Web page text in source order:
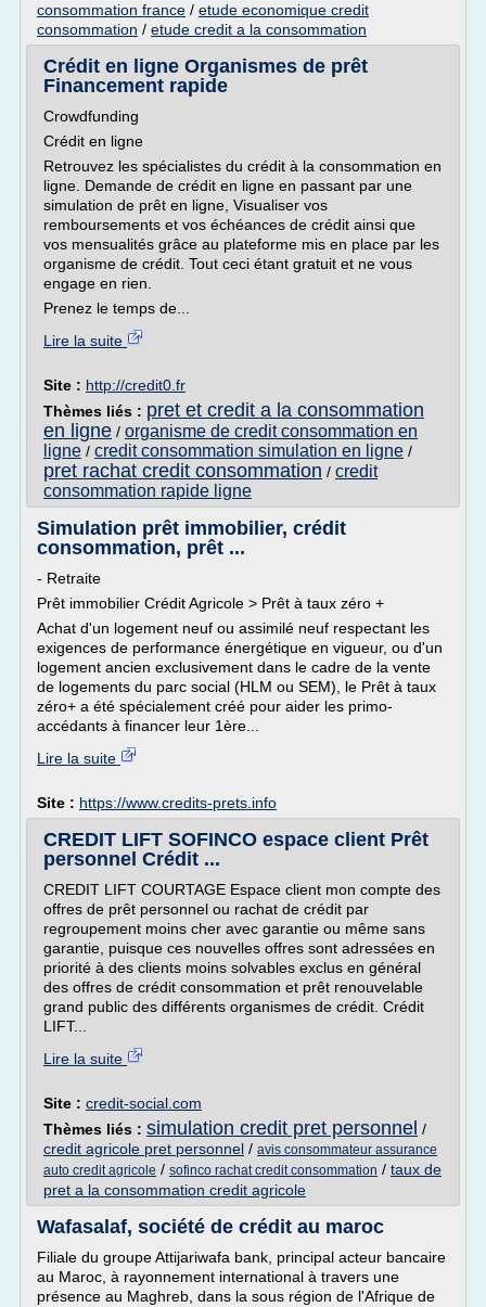
consommation france / etude economique credit
consommation / etude credit a la consommation
Crédit en ligne Organismes de prêt
Financement rapide
Crowdfunding
Crédit en ligne
Retrouvez les spécialistes du crédit à la consommation en
ligne. Demande de crédit en ligne en passant par une
simulation de prêt en ligne, Visualiser vos
remboursements et vos échéances de crédit ainsi que
vos mensualités grâce au plateforme mis en place par les
organisme de crédit. Tout ceci étant gratuit et ne vous
engage en rien.
Prenez le temps de...
Lire la suite
Site : http://credit0.fr
Thèmes liés : pret et credit a la consommation
en ligne / organisme de credit consommation en
ligne / credit consommation simulation en ligne /
pret rachat credit consommation / credit
consommation rapide ligne
Simulation prêt immobilier, crédit
consommation, prêt ...
- Retraite
Prêt immobilier Crédit Agricole > Prêt à taux zéro +
Achat d'un logement neuf ou assimilé neuf respectant les
exigences de performance énergétique en vigueur, ou d'un
logement ancien exclusivement dans le cadre de la vente
de logements du parc social (HLM ou SEM), le Prêt à taux
zéro+ a été spécialement créé pour aider les primo-
accédants à financer leur 1ère...
Lire la suite
Site : https://www.credits-prets.info
CREDIT LIFT SOFINCO espace client Prêt
personnel Crédit ...
CREDIT LIFT COURTAGE Espace client mon compte des
offres de prêt personnel ou rachat de crédit par
regroupement moins cher avec garantie ou même sans
garantie, puisque ces nouvelles offres sont adressées en
priorité à des clients moins solvables exclus en général
des offres de crédit consommation et prêt renouvelable
grand public des différents organismes de crédit. Crédit
LIFT...
Lire la suite
Site : credit-social.com
Thèmes liés : simulation credit pret personnel /
credit agricole pret personnel / avis consommateur assurance
auto credit agricole / sofinco rachat credit consommation / taux de
pret a la consommation credit agricole
Wafasalaf, société de crédit au maroc
Filiale du groupe Attijariwafa bank, principal acteur bancaire
au Maroc, à rayonnement international à travers une
présence au Maghreb, dans la sous région de l'Afrique de